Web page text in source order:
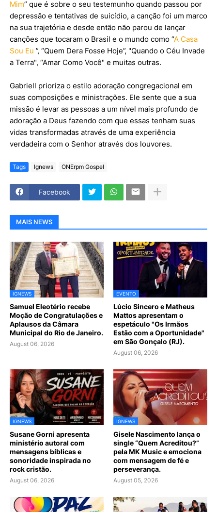
Mim” que é sobre o seu testemunho quando passou por
depressão e tentativas de suicídio, a canção foi um marco
na sua trajetória e desde então não parou de lançar
canções que tocaram o Brasil e o mundo como “A Casa
Sou Eu ”, “Quem Dera Fosse Hoje”, "Quando o Céu Invade
a Terra", “Amar Como Você" e muitas outras.
Gabriell prioriza o estilo adoração congregacional em
suas composições e ministrações. Ele sente que a sua
missão é levar as pessoas a um nível mais profundo de
adoração a Deus fazendo com que essas tenham suas
vidas transformadas através de uma experiência
verdadeira com o Senhor através dos louvores.
Tags Ignews ONErpm Gospel
Facebook
MAIS NEWS
IGNEWS
Samuel Eleotério recebe
Moção de Congratulações e
Aplausos da Câmara
Municipal do Rio de Janeiro.
August 06, 2026
EVENTO
Lúcio Sincero e Matheus
Mattos apresentam o
espetáculo "Os Irmãos
Estão com a Oportunidade"
em São Gonçalo (RJ).
August 06, 2026
IGNEWS
Susane Gorni apresenta
ministério autoral com
mensagens bíblicas e
sonoridade inspirada no
rock cristão.
August 06, 2026
IGNEWS
Gisele Nascimento lança o
single “Quem Acreditou?”
pela MK Music e emociona
com mensagem de fé e
perseverança.
August 05, 2026